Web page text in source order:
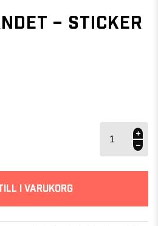
– STICKER
Spökförbandet
- Sticker
I VARUKORG